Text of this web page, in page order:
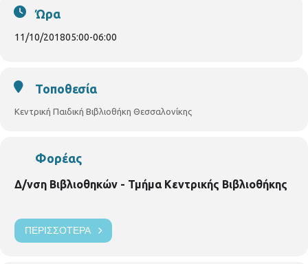
Γαβριηλίδου
Οκτωβρίου 2018
5.00μ.μ. – 6.00 μ.μ.(4/10, 11/10, 18/10 & 25/10).
Ώρα
11/10/201805:00-06:00
Τοποθεσία
Κεντρική Παιδική Βιβλιοθήκη Θεσσαλονίκης
Φορέας
Δ/νση Βιβλιοθηκών - Τμήμα Κεντρικής Βιβλιοθήκης
ΠΕΡΙΣΣΌΤΕΡΑ